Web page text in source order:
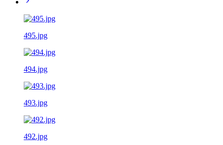
495.jpg
494.jpg
493.jpg
492.jpg